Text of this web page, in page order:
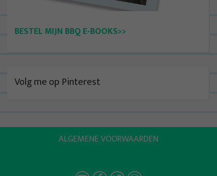
BESTEL MIJN BBQ E-BOOKS>>
Volg me op Pinterest
ALGEMENE VOORWAARDEN